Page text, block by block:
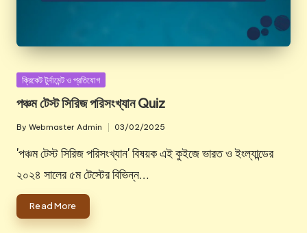
Posted
ক্রিকেট টুর্নামেন্ট ও প্রতিযোগ
পঞ্চম টেস্ট সিরিজ পরিসংখ্যান Quiz
Posted
by
By Webmaster Admin 03/02/2025
'পঞ্চম টেস্ট সিরিজ পরিসংখ্যান' বিষয়ক এই কুইজে ভারত ও ইংল্যান্ডের
২০২৪ সালের ৫ম টেস্টের বিভিন্ন…
Read More